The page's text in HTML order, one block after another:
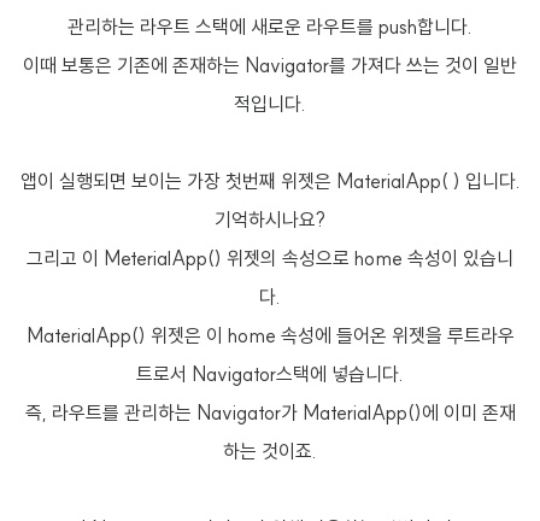
관리하는 라우트 스택에 새로운 라우트를 push합니다.
이때 보통은 기존에 존재하는 Navigator를 가져다 쓰는 것이 일반
적입니다.
앱이 실행되면 보이는 가장 첫번째 위젯은 MaterialApp( ) 입니다.
기억하시나요?
그리고 이 MeterialApp() 위젯의 속성으로 home 속성이 있습니
다.
MaterialApp() 위젯은 이 home 속성에 들어온 위젯을 루트라우
트로서 Navigator스택에 넣습니다.
즉, 라우트를 관리하는 Navigator가 MaterialApp()에 이미 존재
하는 것이죠.